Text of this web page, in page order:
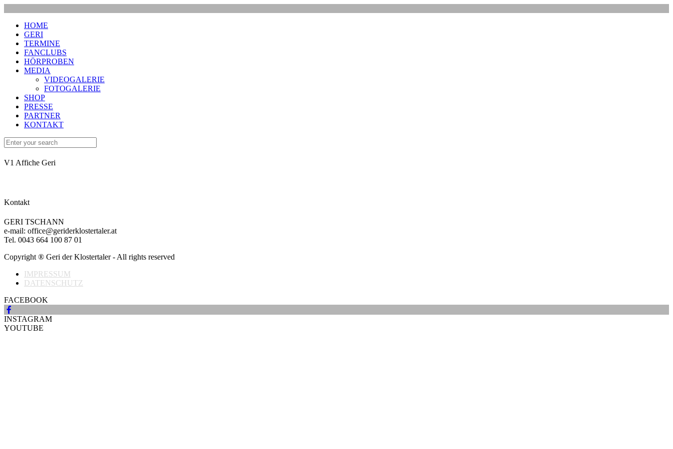
HOME
GERI
TERMINE
FANCLUBS
HÖRPROBEN
MEDIA
VIDEOGALERIE
FOTOGALERIE
SHOP
PRESSE
PARTNER
KONTAKT
V1 Affiche Geri
Kontakt
GERI TSCHANN
e-mail: office@geriderklostertaler.at
Tel. 0043 664 100 87 01
Copyright ® Geri der Klostertaler - All rights reserved
IMPRESSUM
DATENSCHUTZ
FACEBOOK
INSTAGRAM
YOUTUBE